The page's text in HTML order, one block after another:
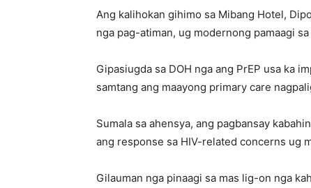
Ang kalihokan gihimo sa Mibang Hotel,
nga pag-atiman, ug modernong pamaagi
Gipasiugda sa DOH nga ang PrEP usa ka
samtang ang maayong primary care
Sumala sa ahensya, ang pagbansay
ang response sa HIV-related concerns ug
Gilauman nga pinaagi sa mas lig-on nga